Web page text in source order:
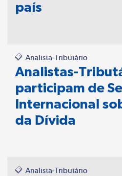
país
Analista-Tributário
Analistas-
participam de
Internacional
da Dívida
Analista-Tributário